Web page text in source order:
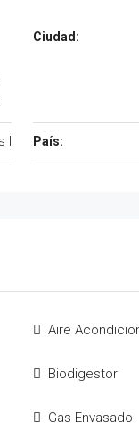
I
Aire
Biodigestor
Gas Envasado